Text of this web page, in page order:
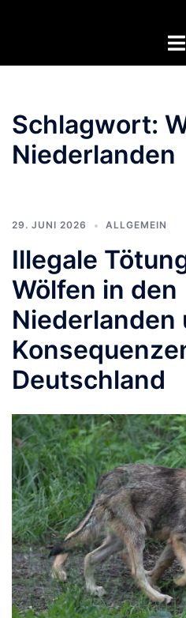
Schlagwort:
Niederlanden
29. JUNI 2026 ALLGEMEIN
Illegale
Wölfen in den
Niederlanden
Deutschland